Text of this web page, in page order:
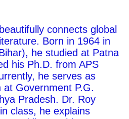
connects global
Born in 1964 in
he studied at Patna
his Ph.D. from APS
he serves as
Government P.G.
Pradesh. Dr. Roy
class, he explains